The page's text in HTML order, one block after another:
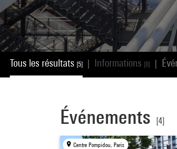
Tous les résultats [5] Informations [0]
Événements [4]
Centre Pompidou, Paris